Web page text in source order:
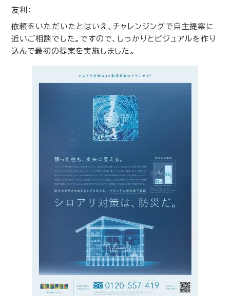
友利：
依頼をいただいたとはいえ、チャレンジングで自主提案に
近いご相談でした。ですので、しっかりとビジュアルを作り
込んで最初の提案を実施しました。